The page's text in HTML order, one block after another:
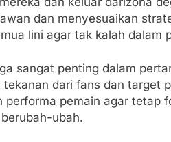
dan menyesuaikan
lini agar tak kalah dalam
sangat penting dalam
tekanan dari fans dan target
performa pemain agar tetap
ubah.